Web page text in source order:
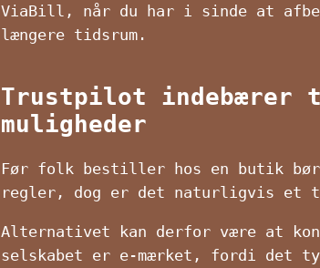
ViaBill, når du har i sinde at
længere tidsrum.
Trustpilot indebærer
muligheder
Før folk bestiller hos en butik bør
regler, dog er det naturligvis et
Alternativet kan derfor være at
selskabet er e-mærket, fordi det